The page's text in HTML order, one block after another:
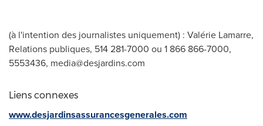
(à l'intention des journalistes uniquement) : Valérie Lamarre,
Relations publiques, 514 281-7000 ou 1 866 866-7000,
5553436, media@desjardins.com
Liens connexes
www.desjardinsassurancesgenerales.com